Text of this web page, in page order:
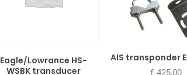
Eagle/Lowrance HS-
WSBK transducer
AIS transponder
€425,00